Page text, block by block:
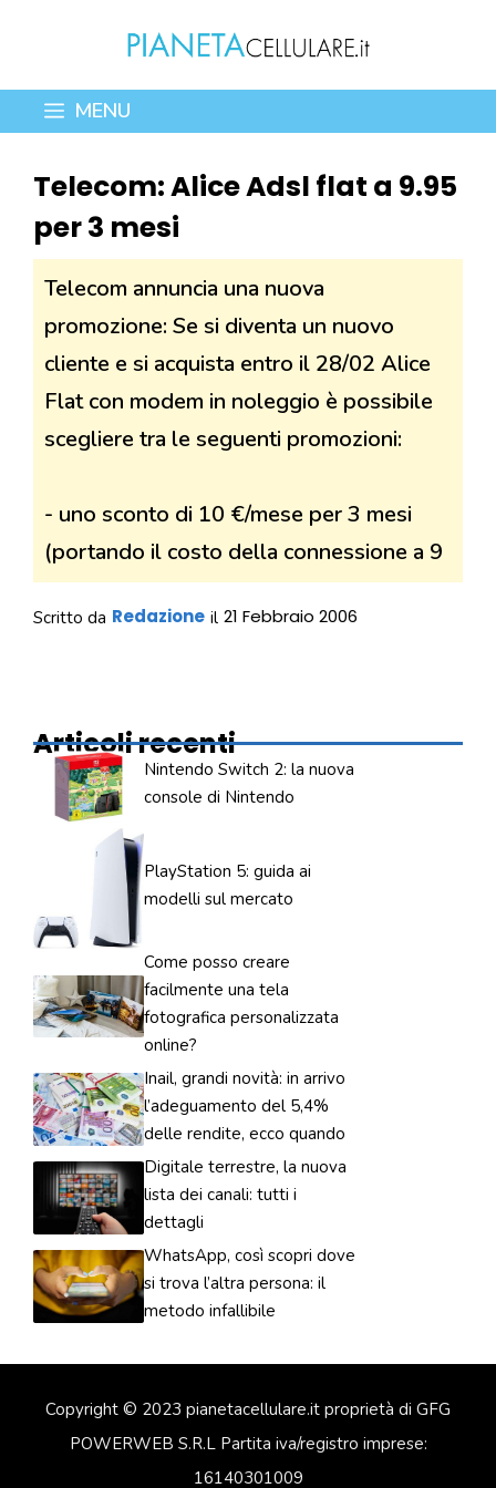
contenuto
MENU
Telecom: Alice Adsl flat a 9.95
per 3 mesi
Telecom annuncia una nuova
promozione: Se si diventa un nuovo
cliente e si acquista entro il 28/02 Alice
Flat con modem in noleggio è possibile
scegliere tra le seguenti promozioni:
- uno sconto di 10 €/mese per 3 mesi
(portando il costo della connessione a 9
Scritto da Redazione il 21 Febbraio 2006
Articoli recenti
Nintendo Switch 2: la nuova
console di Nintendo
PlayStation 5: guida ai
modelli sul mercato
Come posso creare
facilmente una tela
fotografica personalizzata
online?
Inail, grandi novità: in arrivo
l’adeguamento del 5,4%
delle rendite, ecco quando
Digitale terrestre, la nuova
lista dei canali: tutti i
dettagli
WhatsApp, così scopri dove
si trova l’altra persona: il
metodo infallibile
Copyright © 2023 pianetacellulare.it proprietà di GFG
POWERWEB S.R.L Partita iva/registro imprese:
16140301009